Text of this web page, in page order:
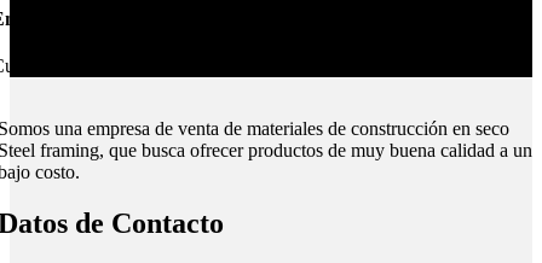
Montevideo e Interior.
todo el país.
una empresa de venta de materiales de construcción en seco
framing, que busca ofrecer productos de muy buena calidad a un
costo.
de Contacto